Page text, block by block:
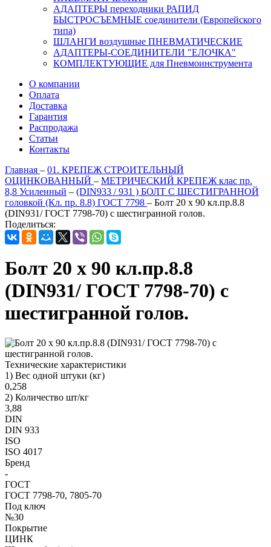
АДАПТЕРЫ переходники РАПИД
БЫСТРОСЪЕМНЫЕ соединители (Европейского
типа)
ШЛАНГИ воздушные ПНЕВМАТИЧЕСКИЕ
АДАПТЕРЫ-СОЕДИНИТЕЛИ "ЕЛОЧКА"
КОМПЛЕКТУЮЩИЕ для Пневмоинструмента
О компании
Оплата
Доставка
Гарантия
Распродажа
Статьи
Контакты
Главная – 01. КРЕПЕЖ СТРОИТЕЛЬНЫЙ
ОЦИНКОВАННЫЙ – МЕТРИЧЕСКИЙ КРЕПЕЖ клас пр.
8,8 Усиленный – (DIN933 / 931 ) БОЛТ С ШЕСТИГРАННОЙ
головкой (Кл. пр. 8.8) ГОСТ 7798 – Болт 20 х 90 кл.пр.8.8
(DIN931/ ГОСТ 7798-70) с шестигранной голов.
Поделиться:
Болт 20 х 90 кл.пр.8.8
(DIN931/ ГОСТ 7798-70) с
шестигранной голов.
Технические характеристики
1) Вес одной штуки (кг)
0,258
2) Количество шт/кг
3,88
DIN
DIN 933
ISO
ISO 4017
Бренд
-
ГОСТ
ГОСТ 7798-70, 7805-70
Под ключ
№30
Покрытие
ЦИНК